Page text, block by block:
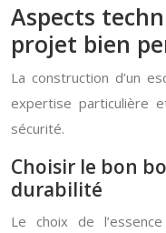
Aspects
projet bien
La construction d’un
expertise particulière
sécurité.
Choisir le bon
durabilité
Le choix de